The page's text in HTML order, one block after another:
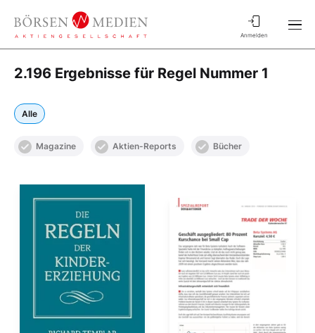
Anmelden
2.196 Ergebnisse für Regel Nummer 1
Alle
Magazine Aktien-Reports Bücher